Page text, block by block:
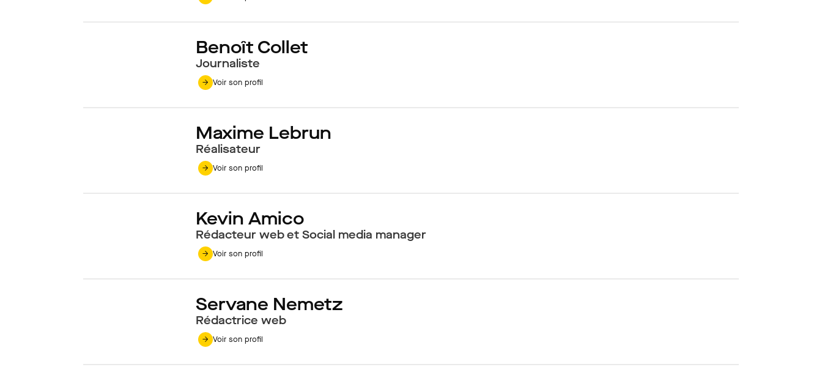
Benoît Collet
Journaliste
Voir son profil
Maxime Lebrun
Réalisateur
Voir son profil
Kevin Amico
Rédacteur web et Social media manager
Voir son profil
Servane Nemetz
Rédactrice web
Voir son profil